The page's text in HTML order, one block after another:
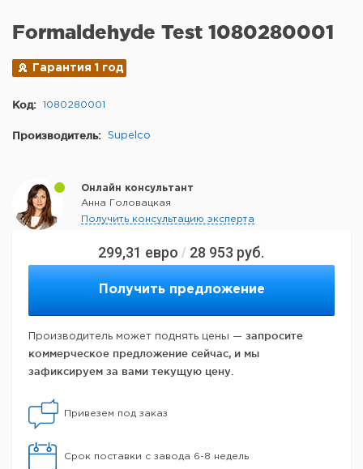
299,31 евро / 28 953 руб.
Получить предложение
Производитель может поднять цены — запросите
коммерческое предложение сейчас, и мы
зафиксируем за вами текущую цену.
Привезем под заказ
Срок поставки с завода 6-8 недель
Formaldehyde Test 1080280001
Гарантия 1 год
Код: 1080280001
Производитель: Supelco
Онлайн консультант
Анна Головацкая
Получить консультацию эксперта